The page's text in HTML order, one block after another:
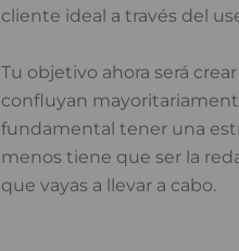
cliente ideal a través del
Tu objetivo ahora será
confluyan
fundamental tener una
menos tiene que ser la
que vayas a llevar a cabo.